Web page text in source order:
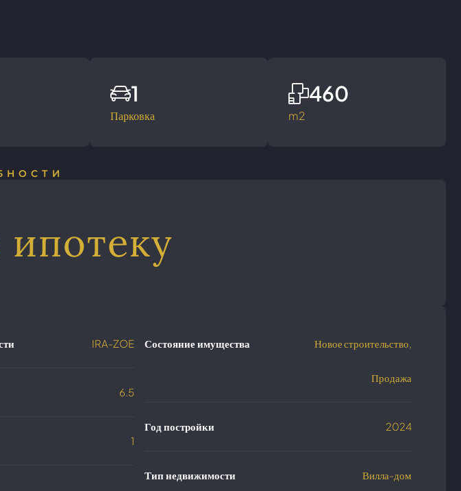
Парковка
1
m2
460
ипотеку
IRA-ZOE
6.5
1
Состояние имущества Новое строительство,
Продажа
Год постройки 2024
Тип недвижимости Вилла-дом